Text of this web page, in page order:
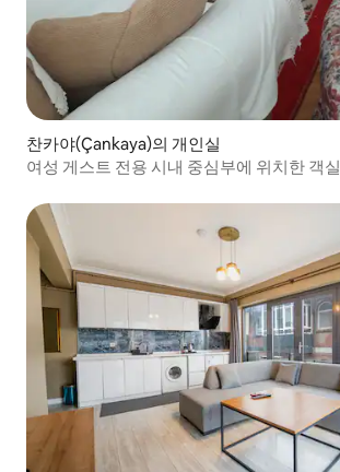
찬카야(Çankaya)의 개인실
여성 게스트 전용 시내 중심부에 위치한 객실